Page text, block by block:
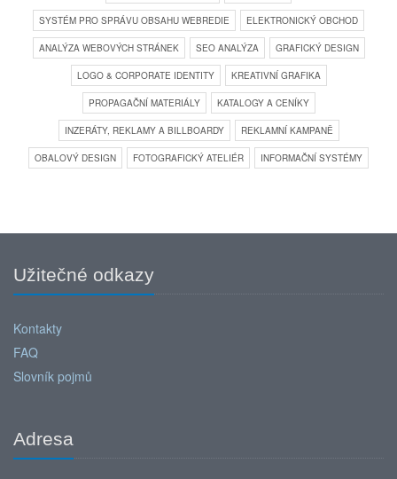
SYSTÉM PRO SPRÁVU OBSAHU WEBREDIE ELEKTRONICKÝ OBCHOD
ANALÝZA WEBOVÝCH STRÁNEK SEO ANALÝZA GRAFICKÝ DESIGN
LOGO & CORPORATE IDENTITY KREATIVNÍ GRAFIKA
PROPAGAČNÍ MATERIÁLY KATALOGY A CENÍKY
INZERÁTY, REKLAMY A BILLBOARDY REKLAMNÍ KAMPANĚ
OBALOVÝ DESIGN FOTOGRAFICKÝ ATELIÉR INFORMAČNÍ SYSTÉMY
Užitečné odkazy
Kontakty
FAQ
Slovník pojmů
Adresa